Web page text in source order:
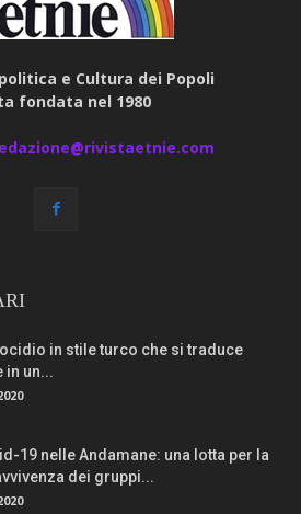
e Cultura dei Popoli
fondata nel 1980
in stile turco che si traduce
in un...
19 nelle Andamane: una lotta per la
dei gruppi...